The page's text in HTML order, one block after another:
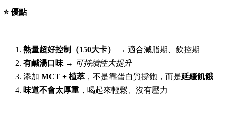
⭐優點
熱量超好控制（150大卡）
→ 適合減脂期、飲控期
有鹹湯口味 → 可持續性大提升
添加 MCT + 植萃 ，不是靠蛋白質撐飽，而是延緩飢餓
味道不會太厚重 ，喝起來輕鬆、沒有壓力